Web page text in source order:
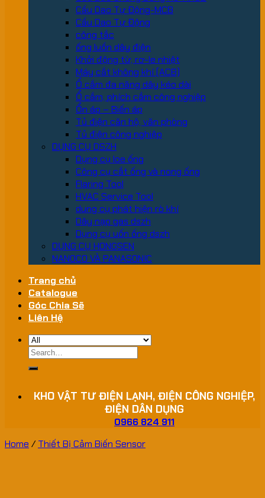
Cầu Dao Tự Động-MCB
Cầu Dao Tự Động
công tắc
ống luồn dây điện
Khởi động từ, rơ-le nhiệt
Máy cắt không khí (ACB)
Ổ cắm đa năng dây kéo dài
Ổ cắm, phích cắm công nghiệp
Ổn áp – Biến áp
Tủ điện căn hộ, văn phòng
Tủ điện công nghiệp
DỤNG CỤ DSZH
Dụng cụ loe ống
Công cụ cắt ống và nong ống
Flaring Tool
HVAC Service Tool
dung cụ phát hiện rò khí
Dây nạp gas dszh
Dụng cụ uốn ống dszh
DỤNG CỤ HONGSEN
NANOCO VÀ PANASONIC
Trang chủ
Catalogue
Góc Chia Sẽ
Liên Hệ
Search
for:
KHO VẬT TƯ ĐIỆN LẠNH, ĐIỆN CÔNG NGHIỆP,
ĐIỆN DÂN DỤNG
0966 824 911
Home / Thiết Bị Cảm Biến Sensor